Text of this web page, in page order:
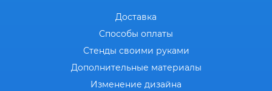
Доставка
Способы оплаты
Стенды своими руками
Дополнительные материалы
Изменение дизайна